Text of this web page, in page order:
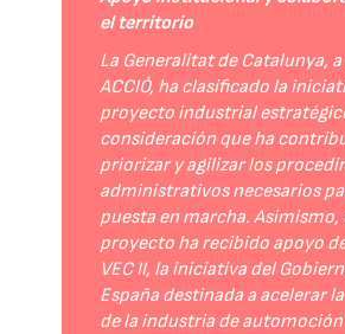
el territorio
La Generalitat de Catalunya,
ACCIÓ, ha clasificado la
proyecto industrial
consideración que ha
priorizar y agilizar los
administrativos necesarios
puesta en marcha. Asimismo,
proyecto ha recibido apoyo
VEC II, la iniciativa del
España destinada a acelerar
de la industria de automoción